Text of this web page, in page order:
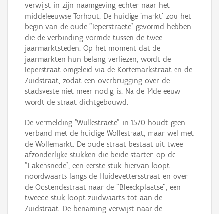
verwijst in zijn naamgeving echter naar het
middeleeuwse Torhout. De huidige 'markt' zou het
begin van de oude "Ieperstraete" gevormd hebben
die de verbinding vormde tussen de twee
jaarmarktsteden. Op het moment dat de
jaarmarkten hun belang verliezen, wordt de
Ieperstraat omgeleid via de Kortemarkstraat en de
Zuidstraat, zodat een overbrugging over de
stadsveste niet meer nodig is. Na de 14de eeuw
wordt de straat dichtgebouwd.
De vermelding "Wullestraete" in 1570 houdt geen
verband met de huidige Wollestraat, maar wel met
de Wollemarkt. De oude straat bestaat uit twee
afzonderlijke stukken die beide starten op de
"Lakensnede", een eerste stuk hiervan loopt
noordwaarts langs de Huidevettersstraat en over
de Oostendestraat naar de "Bleeckplaatse", een
tweede stuk loopt zuidwaarts tot aan de
Zuidstraat. De benaming verwijst naar de